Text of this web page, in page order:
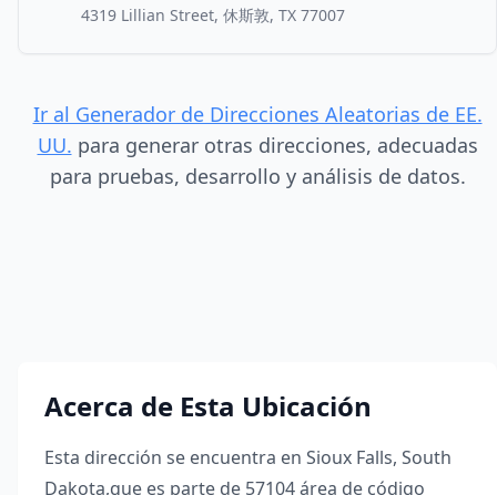
4319 Lillian Street, 休斯敦, TX 77007
Ir al Generador de Direcciones Aleatorias de EE.
UU. para generar otras direcciones, adecuadas
para pruebas, desarrollo y análisis de datos.
Acerca de Esta Ubicación
Esta dirección se encuentra en Sioux Falls, South
Dakota,que es parte de 57104área de código